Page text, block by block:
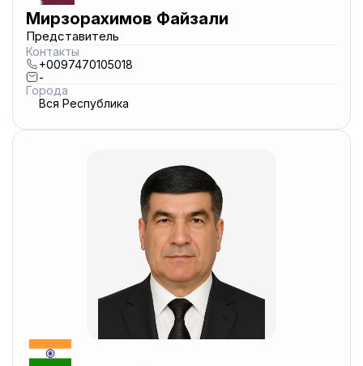
Мирзорахимов Файзали
Представитель
Контакты
+0097470105018
-
Города
Вся Республика